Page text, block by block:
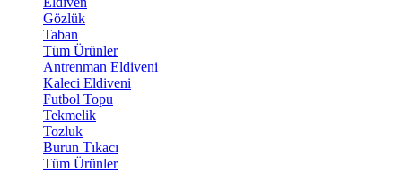
Gözlük
Taban
Tüm Ürünler
Antrenman Eldiveni
Kaleci Eldiveni
Futbol Topu
Tekmelik
Tozluk
Burun Tıkacı
Tüm Ürünler